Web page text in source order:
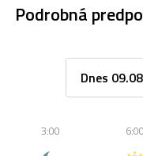
Podrobná
3:00 6:00